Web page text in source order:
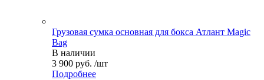
Грузовая сумка основная для бокса Атлант Magic
Bag
В наличии
3 900 руб. /шт
Подробнее